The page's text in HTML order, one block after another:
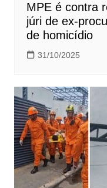
MPE é contra
júri de ex-
de homicídio
31/10/2025